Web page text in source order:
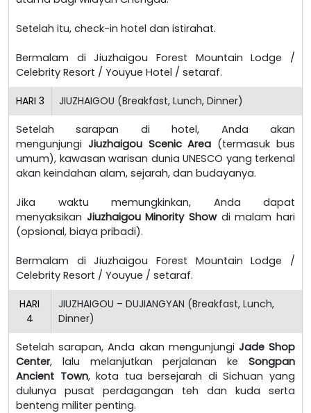
Setelah itu, check-in hotel dan istirahat.
Bermalam di Jiuzhaigou Forest Mountain Lodge /
Celebrity Resort / Youyue Hotel / setaraf.
HARI 3 JIUZHAIGOU (Breakfast, Lunch, Dinner)
Setelah sarapan di hotel, Anda akan
mengunjungi Jiuzhaigou Scenic Area (termasuk bus
umum), kawasan warisan dunia UNESCO yang terkenal
akan keindahan alam, sejarah, dan budayanya.
Jika waktu memungkinkan, Anda dapat
menyaksikan Jiuzhaigou Minority Showdi malam hari
(opsional, biaya pribadi).
Bermalam di Jiuzhaigou Forest Mountain Lodge /
Celebrity Resort / Youyue / setaraf.
HARI
4
JIUZHAIGOU – DUJIANGYAN (Breakfast, Lunch,
Dinner)
Setelah sarapan, Anda akan mengunjungi Jade Shop
Center, lalu melanjutkan perjalanan ke Songpan
Ancient Town, kota tua bersejarah di Sichuan yang
dulunya pusat perdagangan teh dan kuda serta
benteng militer penting.